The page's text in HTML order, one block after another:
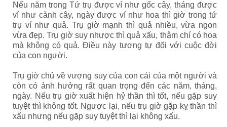
Nếu năm trong Tứ trụ được ví như gốc cây, tháng được
ví như cành cây, ngày được ví như hoa thì giờ trong tứ
trụ ví như quả. Trụ giờ mạnh thì quả nhiều, vừa ngon
vừa đẹp. Trụ giờ suy nhược thì quả xấu, thậm chí có hoa
mà không có quả. Điều này tương tự đối với cuộc đời
của con người.
Trụ giờ chủ về vượng suy của con cái của một người và
còn có ảnh hưởng rất quan trọng đến các năm, tháng,
ngày. Nếu trụ giờ xuất hiện hỷ thần thì tốt, nếu gặp suy
tuyệt thì không tốt. Ngược lại, nếu trụ giờ gặp kỵ thần thì
xấu nhưng nếu gặp suy tuyệt thì lại không xấu.